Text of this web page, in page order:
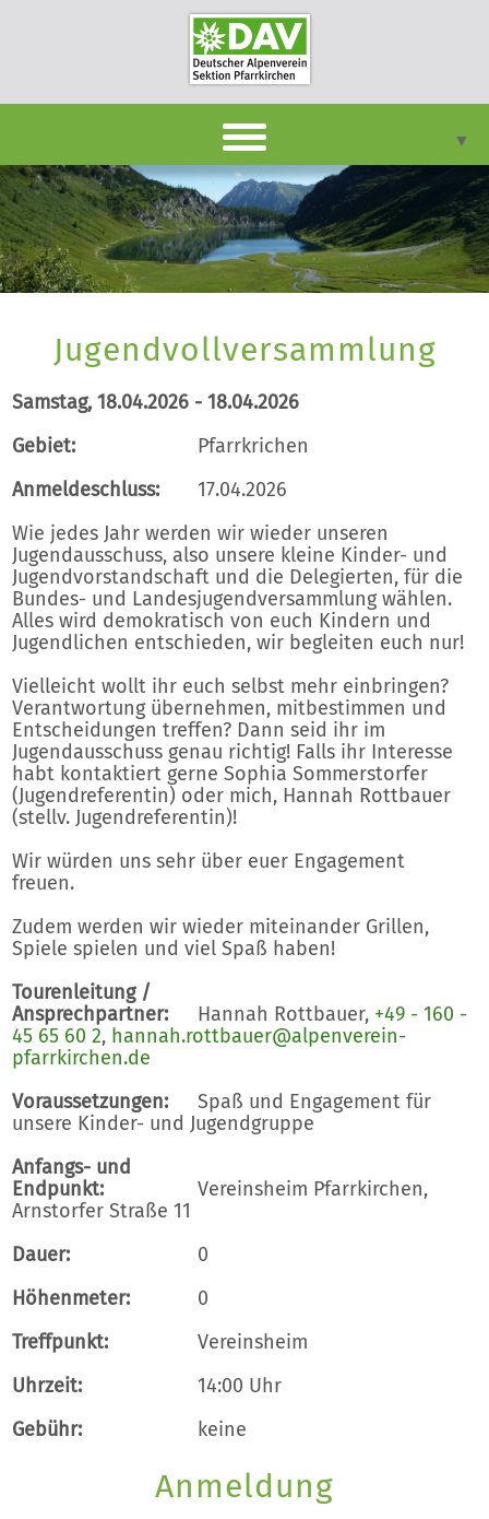
▼
DAVpan
Termine
Berichte
Infothek
Unsere Sektion
Kontakt
Jugendvollversammlung
Samstag, 18.04.2026 - 18.04.2026
Gebiet:
Pfarrkrichen
Anmeldeschluss:
17.04.2026
Wie jedes Jahr werden wir wieder unseren
Jugendausschuss, also unsere kleine Kinder- und
Jugendvorstandschaft und die Delegierten, für die
Bundes- und Landesjugendversammlung wählen.
Alles wird demokratisch von euch Kindern und
Jugendlichen entschieden, wir begleiten euch nur!
Vielleicht wollt ihr euch selbst mehr einbringen?
Verantwortung übernehmen, mitbestimmen und
Entscheidungen treffen? Dann seid ihr im
Jugendausschuss genau richtig! Falls ihr Interesse
habt kontaktiert gerne Sophia Sommerstorfer
(Jugendreferentin) oder mich, Hannah Rottbauer
(stellv. Jugendreferentin)!
Wir würden uns sehr über euer Engagement
freuen.
Zudem werden wir wieder miteinander Grillen,
Spiele spielen und viel Spaß haben!
Tourenleitung /
Ansprechpartner:
Hannah Rottbauer, +49 - 160 -
45 65 60 2, hannah.rottbauer@alpenverein-
pfarrkirchen.de
Voraussetzungen:
Spaß und Engagement für
unsere Kinder- und Jugendgruppe
Anfangs- und
Endpunkt:
Vereinsheim Pfarrkirchen,
Arnstorfer Straße 11
Dauer:
0
Höhenmeter:
0
Treffpunkt:
Vereinsheim
Uhrzeit:
14:00 Uhr
Gebühr:
keine
Anmeldung